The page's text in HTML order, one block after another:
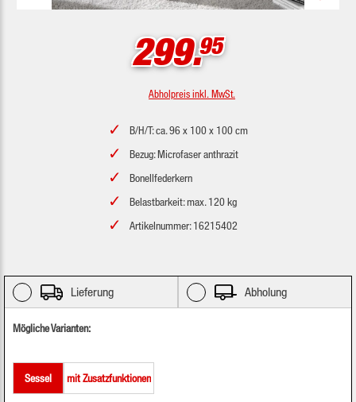
299.95
Abholpreis inkl. MwSt.
B/H/T: ca. 96 x 100 x 100 cm
Bezug: Microfaser anthrazit
Bonellfederkern
Belastbarkeit: max. 120 kg
Artikelnummer: 16215402
Lieferung Abholung
Mögliche Varianten:
Sessel mit Zusatzfunktionen